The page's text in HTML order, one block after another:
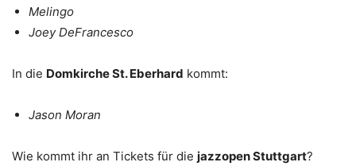
Melingo
Joey DeFrancesco
In die Domkirche St. Eberhard kommt:
Jason Moran
Wie kommt ihr an Tickets für die jazzopen Stuttgart?